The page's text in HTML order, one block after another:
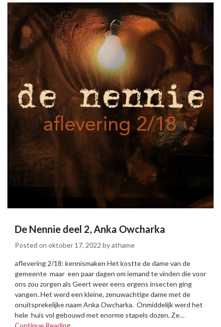
De Nennie deel 2, Anka Owcharka
Posted on oktober 17, 2022 byathame
aflevering 2/18: kennismaken Het kostte de dame van de
gemeente maar een paar dagen om iemand te vinden die voor
ons zou zorgen als Geert weer eens ergens insecten ging
vangen. Het werd een kleine, zenuwachtige dame met de
onuitsprekelijke naam Anka Owcharka. Onmiddelijk werd het
hele huis vol gebouwd met enorme stapels dozen. Ze…